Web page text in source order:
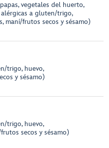
vegetales del huerto,
a gluten/trigo,
maní/frutos secos y sésamo)
trigo, huevo,
y sésamo)
trigo, huevo,
secos y sésamo)